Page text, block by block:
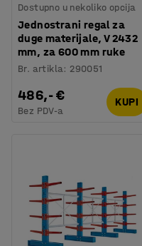
Dostupno u nekoliko opcija
Jednostrani regal za
duge materijale, V 2432
mm, za 600 mm ruke
Br. artikla: 290051
486,- €
Bez PDV-a
KUPI